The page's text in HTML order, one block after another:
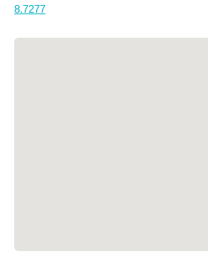
8.7277